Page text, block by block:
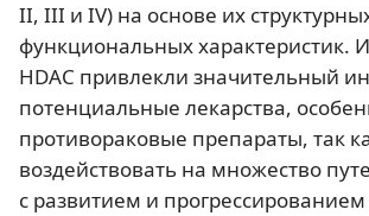
II, III и IV) на основе их
функциональных характеристик.
HDAC привлекли значительный
потенциальные лекарства,
противораковые препараты, так
воздействовать на множество
с развитием и прогрессированием